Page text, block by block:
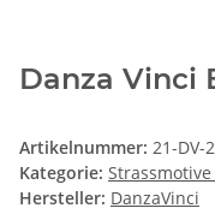
Danza Vinci
Artikelnummer: 21-DV-
Kategorie:
Hersteller: DanzaVinci